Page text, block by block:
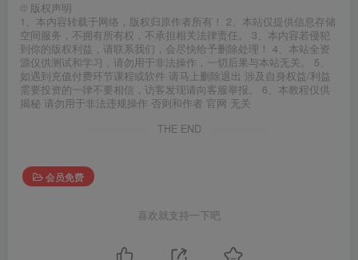
© 版权声明
1、本内容转载于网络，版权归原作者所有！ 2、本站仅提供信息存储
空间服务，不拥有所有权，不承担相关法律责任。 3、本内容若侵犯
到你的版权利益，请联系我们，会尽快给予删除处理！ 4、本站全资
源仅供测试和学习，请勿用于非法操作，一切后果与本站无关。 5、
如遇到充值付费环节课程或软件 请马上删除退出 涉及自身权益/利益
需要投资的一律不要相信，访客发现请向客服举报。 6、本教程仅供
揭秘 请勿用于非法违规操作 否则和作者 官网 无关
THE END
会员免费
喜欢就支持一下吧